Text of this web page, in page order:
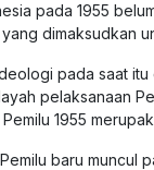
pada 1955
dimaksudkan
pada saat
pelaksanaan
1955
baru muncul